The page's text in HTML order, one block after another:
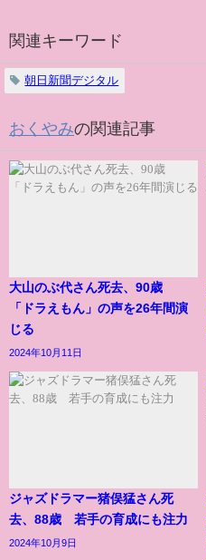
関連キーワード
朝日新聞デジタル
おくやみの関連記事
大山のぶ代さん死去、90歳
「ドラえもん」の声を26年間演
じる
2024年10月11日
ジャズドラマー猪俣猛さん死
去、88歳 若手の育成にも注力
2024年10月9日